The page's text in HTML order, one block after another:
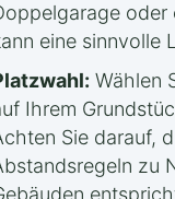
oder
eine sinnvolle
Wählen
Ihrem
Sie darauf,
zu